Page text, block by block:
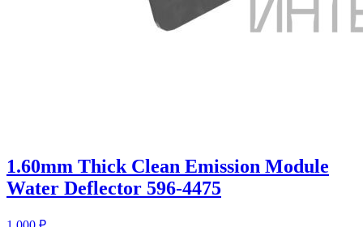
1.60mm Thick Clean Emission Module
Water Deflector 596-4475